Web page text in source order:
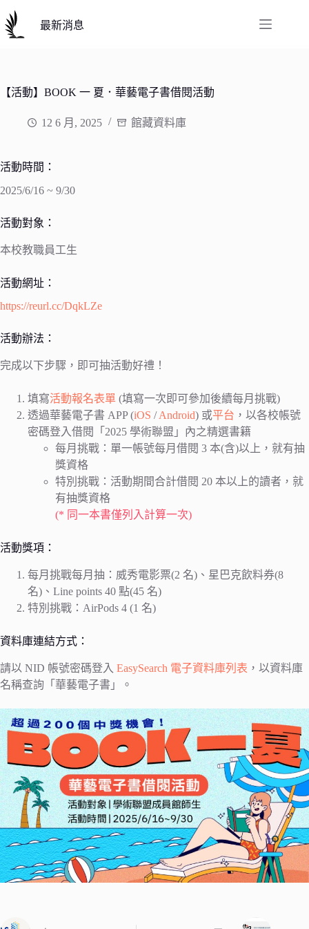
至
主
容
最新消息
【活動】BOOK 一 夏．華藝電子書借閱活動
12 6 月, 2025 館藏資料庫
活動時間：
2025/6/16 ~ 9/30
活動對象：
本校教職員工生
活動網址：
https://reurl.cc/DqkLZe
活動辦法：
完成以下步驟，即可抽活動好禮！
填寫活動報名表單 (填寫一次即可參加後續每月挑戰)
透過華藝電子書 APP (iOS /Android) 或平台 ，以各校帳號
密碼登入借閱「2025 學術聯盟」內之精選書籍
每月挑戰：單一帳號每月借閱 3 本(含)以上，就有抽
獎資格
特別挑戰：活動期間合計借閱 20 本以上的讀者，就
有抽獎資格
(* 同一本書僅列入計算一次)
活動獎項：
每月挑戰每月抽：威秀電影票(2 名)、星巴克飲料券(8
名)、Line points 40 點(45 名)
特別挑戰：AirPods 4 (1 名)
資料庫連結方式：
請以 NID 帳號密碼登入 EasySearch 電子資料庫列表 ，以資料庫
名稱查詢「華藝電子書」。